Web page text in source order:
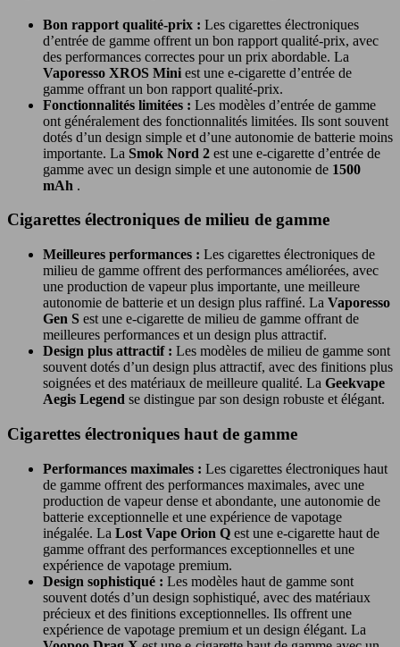
Bon rapport qualité-prix : Les cigarettes électroniques
d’entrée de gamme offrent un bon rapport qualité-prix, avec
des performances correctes pour un prix abordable. La
Vaporesso XROS Mini est une e-cigarette d’entrée de
gamme offrant un bon rapport qualité-prix.
Fonctionnalités limitées : Les modèles d’entrée de gamme
ont généralement des fonctionnalités limitées. Ils sont souvent
dotés d’un design simple et d’une autonomie de batterie moins
importante. La Smok Nord 2 est une e-cigarette d’entrée de
gamme avec un design simple et une autonomie de 1500
mAh .
Cigarettes électroniques de milieu de gamme
Meilleures performances : Les cigarettes électroniques de
milieu de gamme offrent des performances améliorées, avec
une production de vapeur plus importante, une meilleure
autonomie de batterie et un design plus raffiné. La Vaporesso
Gen S est une e-cigarette de milieu de gamme offrant de
meilleures performances et un design plus attractif.
Design plus attractif : Les modèles de milieu de gamme sont
souvent dotés d’un design plus attractif, avec des finitions plus
soignées et des matériaux de meilleure qualité. La Geekvape
Aegis Legend se distingue par son design robuste et élégant.
Cigarettes électroniques haut de gamme
Performances maximales : Les cigarettes électroniques haut
de gamme offrent des performances maximales, avec une
production de vapeur dense et abondante, une autonomie de
batterie exceptionnelle et une expérience de vapotage
inégalée. La Lost Vape Orion Q est une e-cigarette haut de
gamme offrant des performances exceptionnelles et une
expérience de vapotage premium.
Design sophistiqué : Les modèles haut de gamme sont
souvent dotés d’un design sophistiqué, avec des matériaux
précieux et des finitions exceptionnelles. Ils offrent une
expérience de vapotage premium et un design élégant. La